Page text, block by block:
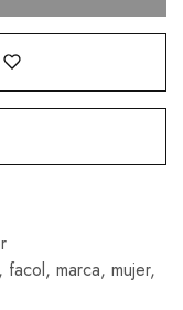
, facol, marca, mujer,